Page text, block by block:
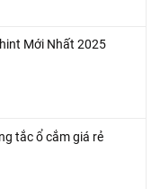
Mới Nhất 2025
tắc ổ cắm giá rẻ